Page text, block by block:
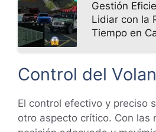
Gestión
Lidiar con la
Tiempo en
Control del
El control efectivo y preciso
otro aspecto crítico. Con las